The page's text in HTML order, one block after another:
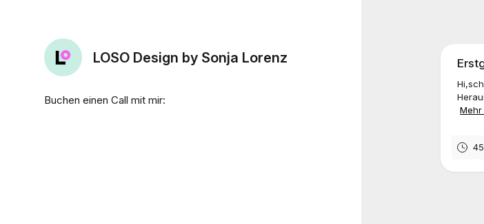
LOSO Design by Sonja Lorenz
Buchen einen Call mit mir:
Mehr